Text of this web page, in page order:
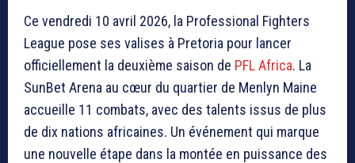
Ce vendredi 10 avril 2026, la Professional Fighters
League pose ses valises à Pretoria pour lancer
officiellement la deuxième saison de PFL Africa. La
SunBet Arena au cœur du quartier de Menlyn Maine
accueille 11 combats, avec des talents issus de plus
de dix nations africaines. Un événement qui marque
une nouvelle étape dans la montée en puissance des